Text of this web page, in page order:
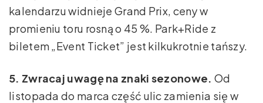
kalendarzu widnieje Grand Prix, ceny w
promieniu toru rosną o 45 %. Park+Ride z
biletem „Event Ticket” jest kilkukrotnie tańszy.
5. Zwracaj uwagę na znaki sezonowe. Od
listopada do marca część ulic zamienia się w